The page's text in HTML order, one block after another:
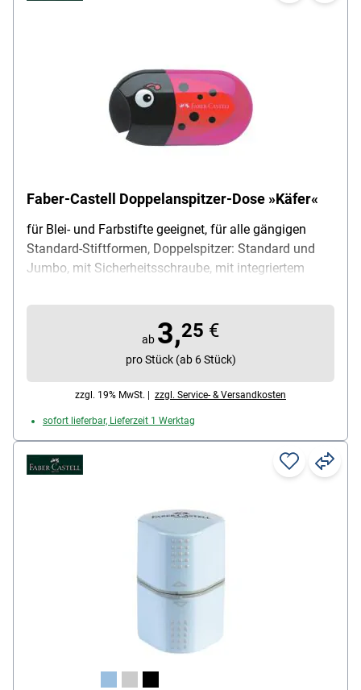
Faber-Castell Doppelanspitzer-Dose »Käfer«
für Blei- und Farbstifte geeignet, für alle gängigen
Standard-Stiftformen, Doppelspitzer: Standard und
Jumbo, mit Sicherheitsschraube, mit integriertem
ab 3,25 €
pro Stück (ab 6 Stück)
zzgl. 19% MwSt. | zzgl. Service- & Versandkosten
sofort lieferbar, Lieferzeit 1 Werktag